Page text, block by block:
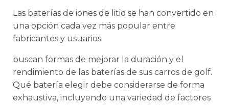
Las baterías de iones de litio se han convertido en
una opción cada vez más popular entre
fabricantes y usuarios.
buscan formas de mejorar la duración y el
rendimiento de las baterías de sus carros de golf.
Qué batería elegir debe considerarse de forma
exhaustiva, incluyendo una variedad de factores